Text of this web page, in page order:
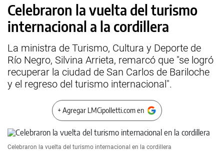
Celebraron la vuelta del turismo
internacional a la cordillera
La ministra de Turismo, Cultura y Deporte de
Río Negro, Silvina Arrieta, remarcó que "se logró
recuperar la ciudad de San Carlos de Bariloche
y el regreso del turismo internacional".
+ Agregar LMCipolletti.com en
Celebraron la vuelta del turismo internacional en la cordillera